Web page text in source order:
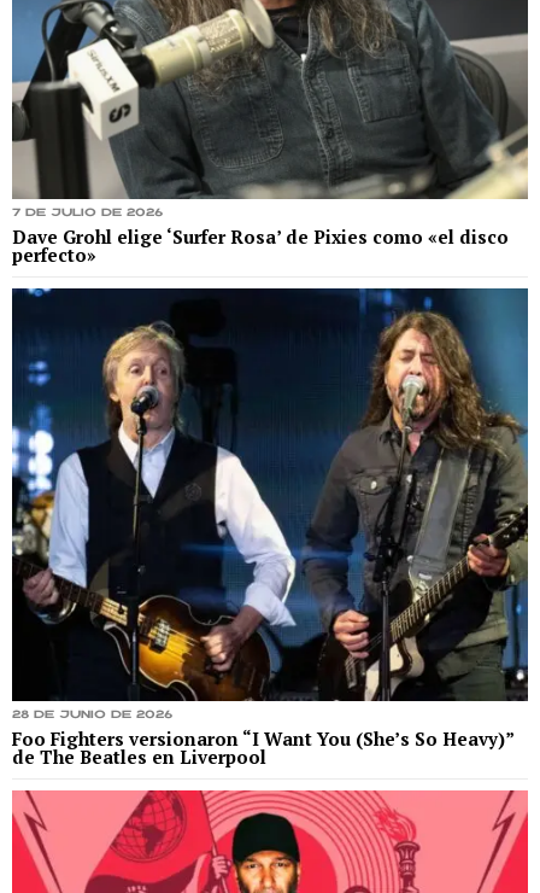
7 de julio de 2026
Dave Grohl elige ‘Surfer Rosa’ de Pixies como «el disco
perfecto»
28 de junio de 2026
Foo Fighters versionaron “I Want You (She’s So Heavy)”
de The Beatles en Liverpool